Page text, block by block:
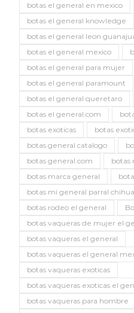
botas el general en mexico
botas el general knowledge
botas el general leon
botas el general mexico
botas el general para mujer
botas el general paramount
botas el general queretaro
botas el general.com
botas exoticas
botas
botas general catalogo
botas general.com
botas
botas marca general
botas mi general parral
botas rodeo el general
botas vaqueras de mujer el
botas vaqueras el general
botas vaqueras el general
botas vaqueras exoticas
botas vaqueras exoticas el
botas vaqueras para hombre